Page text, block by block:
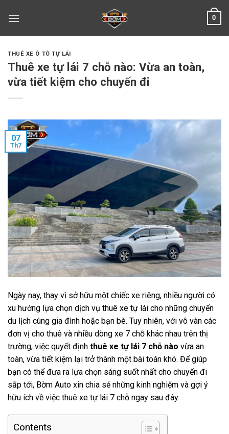
0
THUÊ XE Ô TÔ TỰ LÁI
Thuê xe tự lái 7 chỗ nào: Vừa an toàn,
vừa tiết kiệm cho chuyến đi
07
Th7
Ngày nay, thay vì sở hữu một chiếc xe riêng, nhiều người có
xu hướng lựa chọn dịch vụ thuê xe tự lái cho những chuyến
du lịch cùng gia đình hoặc bạn bè. Tuy nhiên, với vô vàn các
đơn vị cho thuê và nhiều dòng xe 7 chỗ khác nhau trên thị
trường, việc quyết định thuê xe tự lái 7 chỗ nào vừa an
toàn, vừa tiết kiệm lại trở thành một bài toán khó. Để giúp
bạn có thể đưa ra lựa chọn sáng suốt nhất cho chuyến đi
sắp tới, Bờm Auto xin chia sẻ những kinh nghiệm và gợi ý
hữu ích về việc thuê xe tự lái 7 chỗ ngay sau đây.
Contents